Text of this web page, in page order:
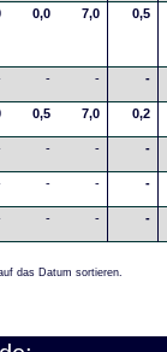
0,0 7,0 0,5
- - -
0,5 7,0 0,2
- - -
- - -
- - -
das Datum sortieren.